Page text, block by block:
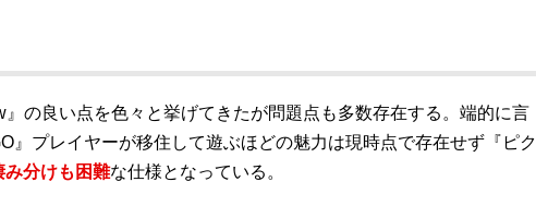
の良い点を色々と挙げてきたが問題点も多数存在する。端的に言
』プレイヤーが移住して遊ぶほどの魅力は現時点で存在せず『ピク
み分けも困難な仕様となっている。